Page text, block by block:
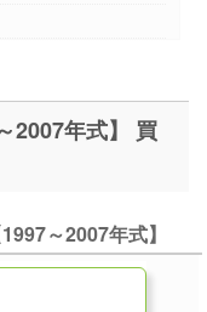
年式】 買
～2007年式】